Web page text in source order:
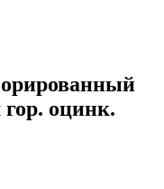
гор. оцинк.